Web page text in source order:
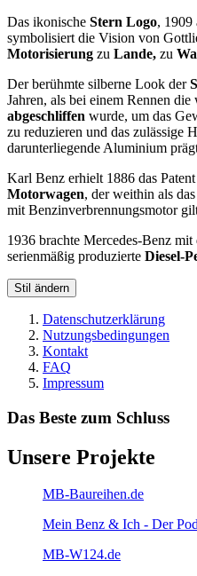
Das ikonische Stern Logo, 1909
symbolisiert die Vision von
Motorisierung zu Lande, zu
Der berühmte silberne Look der
Jahren, als bei einem Rennen
abgeschliffen wurde, um das
zu reduzieren und das zulässige
darunterliegende Aluminium
Karl Benz erhielt 1886 das
Motorwagen, der weithin als
mit Benzinverbrennungsmotor
1936 brachte Mercedes-Benz mit
serienmäßig produzierte Diesel-
Stil ändern
Datenschutzerklärung
Nutzungsbedingungen
Kontakt
FAQ
Impressum
Das Beste zum Schluss
Unsere Projekte
MB-Baureihen.de
Mein Benz & Ich - Der
MB-W124.de